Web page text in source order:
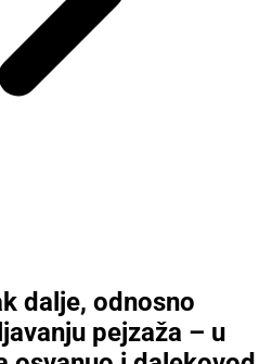
dalje, odnosno
pejzaža – u